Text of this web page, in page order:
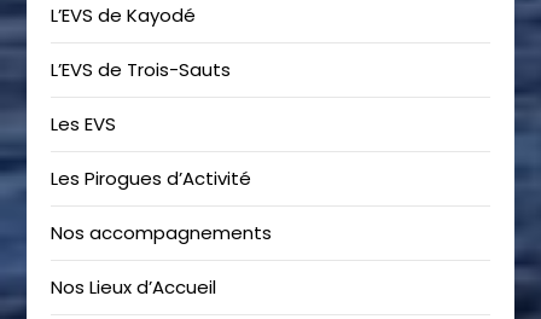
L’EVS de Kayodé
L’EVS de Trois-Sauts
Les EVS
Les Pirogues d’Activité
Nos accompagnements
Nos Lieux d’Accueil